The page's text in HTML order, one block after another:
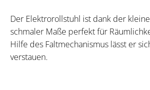
Der Elektrorollstuhl ist dank der
schmaler Maße perfekt für
Hilfe des Faltmechanismus lässt er
verstauen.